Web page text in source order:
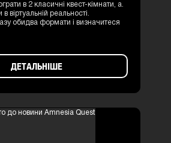
в 2 класичні квест-кімнати, а.
віртуальній реальності.
обидва формати і визначитеся
ДЕТАЛЬНІШЕ